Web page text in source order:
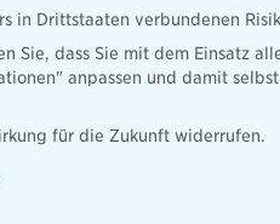
in Drittstaaten verbundenen
Sie, dass Sie mit dem Einsatz
anpassen und damit
für die Zukunft widerrufen.